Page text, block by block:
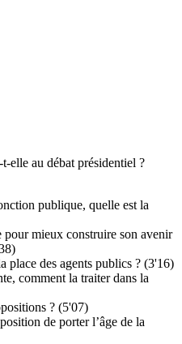
elle au débat présidentiel ?
publique, quelle est la
mieux construire son avenir
des agents publics ? (3'16)
comment la traiter dans la
? (5'07)
de porter l’âge de la